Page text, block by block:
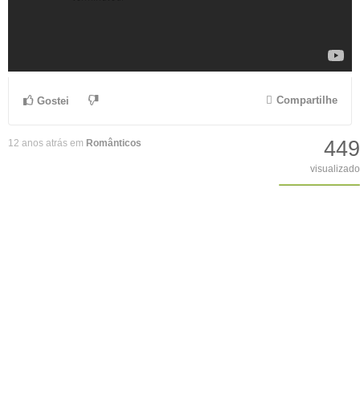
Gostei Compartilhe
12 anos atrás em Românticos 449
visualizado